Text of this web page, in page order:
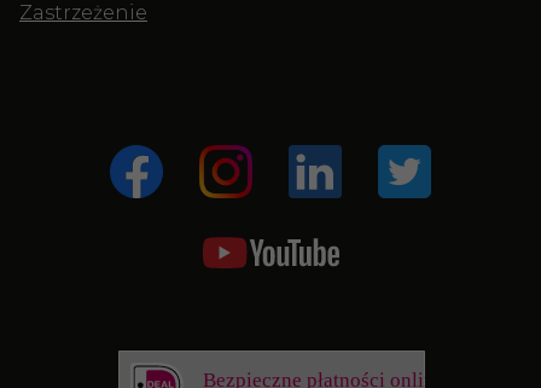
Zastrzeżenie
Bezpieczne płatności online